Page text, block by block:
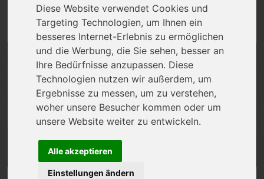
Diese Website verwendet Cookies und
Targeting Technologien, um Ihnen ein
besseres Internet-Erlebnis zu ermöglichen
und die Werbung, die Sie sehen, besser an
Ihre Bedürfnisse anzupassen. Diese
Technologien nutzen wir außerdem, um
Ergebnisse zu messen, um zu verstehen,
woher unsere Besucher kommen oder um
unsere Website weiter zu entwickeln.
Alle akzeptieren
Einstellungen ändern
Hattenhofer Straße 1, 73271 Holzmaden